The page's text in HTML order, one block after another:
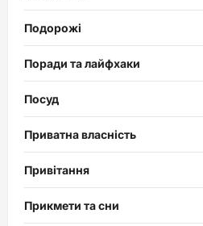
Подорожі
Поради та лайфхаки
Посуд
Приватна власність
Привітання
Прикмети та сни